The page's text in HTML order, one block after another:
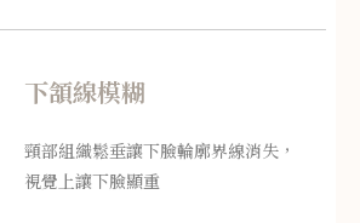
下頷線模糊
頸部組織鬆垂讓下臉輪廓界線消失，
視覺上讓下臉顯重